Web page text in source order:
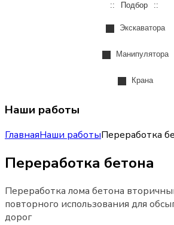
Подбор
Экскаватора
Манипулятора
Крана
Наши работы
ГлавнаяНаши работыПереработка
Переработка бетона
Переработка лома бетона
повторного использования для
дорог